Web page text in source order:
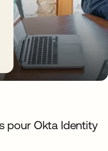
de relever
les
entreprise.
pour Okta Identity